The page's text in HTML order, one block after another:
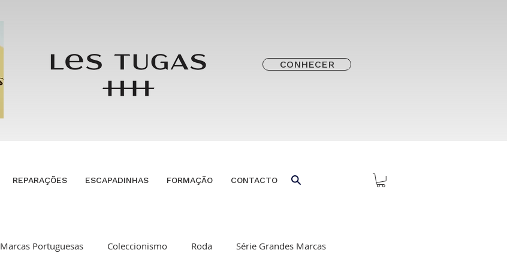
CONHECER
REPARAÇÕES ESCAPADINHAS FORMAÇÃO CONTACTO
Marcas Portuguesas Coleccionismo Roda Série Grandes Marcas